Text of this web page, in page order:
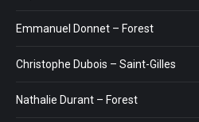
Emmanuel Donnet – Forest
Christophe Dubois – Saint-Gilles
Nathalie Durant – Forest